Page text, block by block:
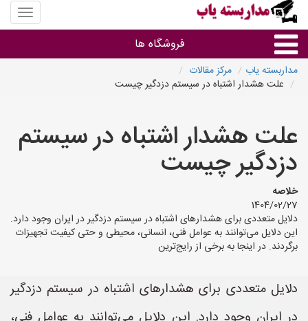
منوی
سایت
یاب
فروشگاه ها
براساس مشخصات ظاهری
براساس برند
فروشندگان دوربین مداربسته
مداربسته یاب
مرکز مقالات
علت هشدار اشتباه در سیستم دزدگیر چیست
علت هشدار اشتباه در سیستم
دزدگیر چیست
خلاصه
1404/02/27
دلایل متعددی برای هشدارهای اشتباه در سیستم دزدگیر در ایران وجود دارد.
این دلایل می‌توانند به عوامل فنی، انسانی، محیطی و حتی کیفیت تجهیزات
برگردند. در اینجا به برخی از رایج‌ترین
دلایل متعددی برای هشدارهای اشتباه در سیستم دزدگیر